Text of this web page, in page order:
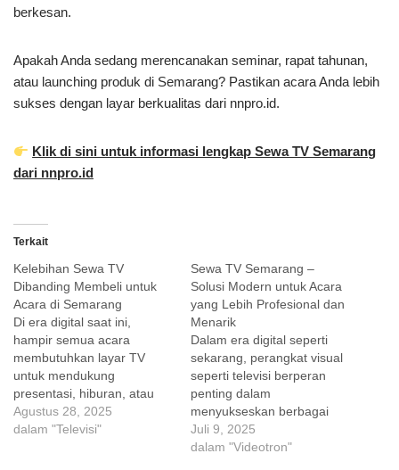
berkesan.
Apakah Anda sedang merencanakan seminar, rapat tahunan,
atau launching produk di Semarang? Pastikan acara Anda lebih
sukses dengan layar berkualitas dari nnpro.id.
Klik di sini untuk informasi lengkap Sewa TV Semarang
dari nnpro.id
Terkait
Kelebihan Sewa TV
Dibanding Membeli untuk
Acara di Semarang
Di era digital saat ini,
hampir semua acara
membutuhkan layar TV
untuk mendukung
presentasi, hiburan, atau
branding visual. Banyak
penyelenggara event di
Agustus 28, 2025
dalam "Televisi"
Sewa TV Semarang –
Solusi Modern untuk Acara
yang Lebih Profesional dan
Menarik
Dalam era digital seperti
sekarang, perangkat visual
seperti televisi berperan
penting dalam
menyukseskan berbagai
jenis acara. Baik itu
seminar, pameran,
Juli 9, 2025
dalam "Videotron"